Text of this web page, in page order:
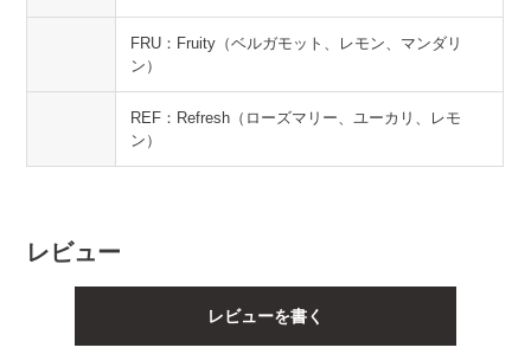
FRU：Fruity（ベルガモット、レモン、マンダリ
ン）
REF：Refresh（ローズマリー、ユーカリ、レモ
ン）
レビュー
レビューを書く